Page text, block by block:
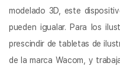
modelado 3D, este
pueden igualar. Para los
prescindir de tabletas de
de la marca Wacom, y